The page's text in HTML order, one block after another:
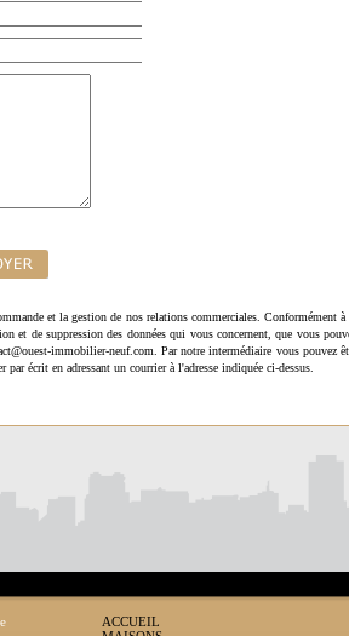
et la gestion de nos relations commerciales. Conformément à
de suppression des données qui vous concernent, que vous
immobilier-neuf.com. Par notre intermédiaire vous pouvez
écrit en adressant un courrier à l'adresse indiquée ci-dessus.
ACCUEIL